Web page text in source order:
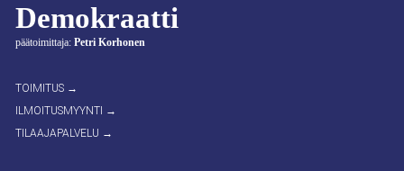
Demokraatti
päätoimittaja: Petri Korhonen
TOIMITUS →
ILMOITUSMYYNTI →
TILAAJAPALVELU →